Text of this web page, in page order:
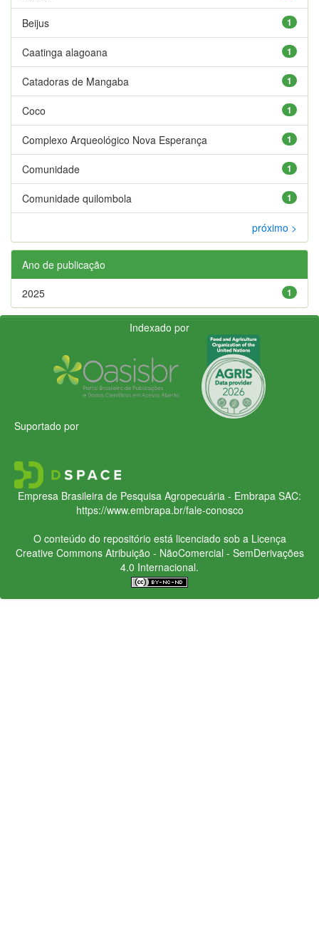
1
Beijus
1
Caatinga alagoana
1
Catadoras de Mangaba
1
Coco
1
Complexo Arqueológico Nova Esperança
1
Comunidade
1
Comunidade quilombola
próximo >
Ano de publicação
1
2025
Indexado por
Suportado por
Empresa Brasileira de Pesquisa Agropecuária - Embrapa SAC:
https://www.embrapa.br/fale-conosco
O conteúdo do repositório está licenciado sob a Licença
Creative CommonsAtribuição - NãoComercial - SemDerivações
4.0 Internacional.